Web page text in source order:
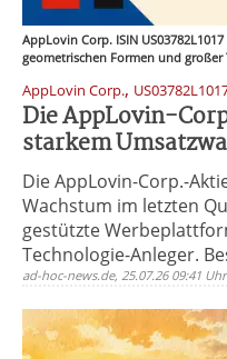
AppLovin Corp. ISIN
geometrischen Formen und großer
AppLovin Corp.,
Die AppLovin-
starkem
Die AppLovin-Corp.-
Wachstum im letzten
gestützte
Technologie-Anleger.
ad-hoc-news.de, 25.07.26 09:41 Uhr